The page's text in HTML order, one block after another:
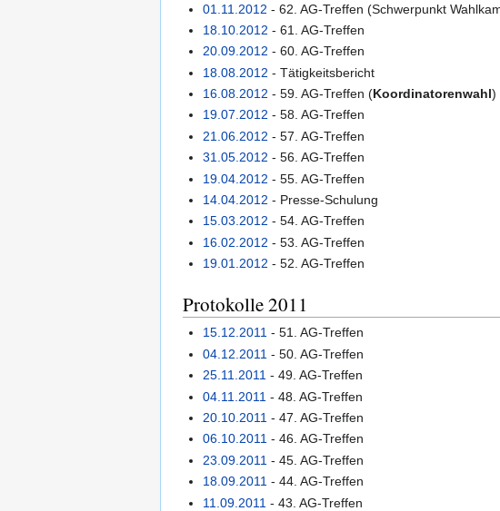
01.11.2012 - 62. AG-Treffen (Schwerpunkt
18.10.2012 - 61. AG-Treffen
20.09.2012 - 60. AG-Treffen
18.08.2012 - Tätigkeitsbericht
16.08.2012 - 59. AG-Treffen (Koordinatorenwahl)
19.07.2012 - 58. AG-Treffen
21.06.2012 - 57. AG-Treffen
31.05.2012 - 56. AG-Treffen
19.04.2012 - 55. AG-Treffen
14.04.2012 - Presse-Schulung
15.03.2012 - 54. AG-Treffen
16.02.2012 - 53. AG-Treffen
19.01.2012 - 52. AG-Treffen
Protokolle 2011
15.12.2011 - 51. AG-Treffen
04.12.2011 - 50. AG-Treffen
25.11.2011 - 49. AG-Treffen
04.11.2011 - 48. AG-Treffen
20.10.2011 - 47. AG-Treffen
06.10.2011 - 46. AG-Treffen
23.09.2011 - 45. AG-Treffen
18.09.2011 - 44. AG-Treffen
11.09.2011 - 43. AG-Treffen